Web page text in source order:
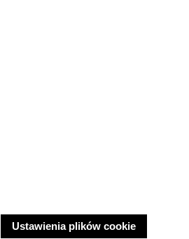
Ustawienia plików cookie